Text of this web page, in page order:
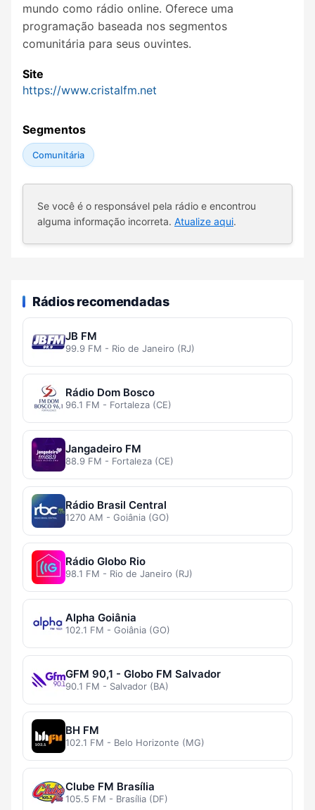
mundo como rádio online. Oferece uma
programação baseada nos segmentos
comunitária para seus ouvintes.
Site
https://www.cristalfm.net
Segmentos
Comunitária
Se você é o responsável pela rádio e encontrou
alguma informação incorreta. Atualize aqui.
Rádios recomendadas
JB FM
99.9 FM - Rio de Janeiro (RJ)
Rádio Dom Bosco
96.1 FM - Fortaleza (CE)
Jangadeiro FM
88.9 FM - Fortaleza (CE)
Rádio Brasil Central
1270 AM - Goiânia (GO)
Rádio Globo Rio
98.1 FM - Rio de Janeiro (RJ)
Alpha Goiânia
102.1 FM - Goiânia (GO)
GFM 90,1 - Globo FM Salvador
90.1 FM - Salvador (BA)
BH FM
102.1 FM - Belo Horizonte (MG)
Clube FM Brasília
105.5 FM - Brasília (DF)